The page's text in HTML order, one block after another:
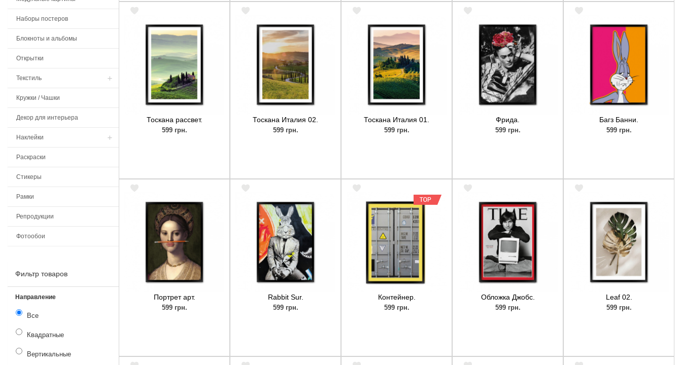
Наборы постеров
Блокноты и альбомы
Открытки
Текстиль
Толстовки / Худи
Кружки / Чашки
Декор для интерьера
Наклейки
Наклейки на холодильник
Раскраски
Стикеры
Рамки
Репродукции
Фотообои
Фильтр товаров
Направление
Все
Квадратные
Вертикальные
Тоскана рассвет.
599 грн.
Тоскана Италия 02.
599 грн.
Тоскана Италия 01.
599 грн.
Фрида.
599 грн.
Багз Банни.
599 грн.
Портрет арт.
599 грн.
Rabbit Sur.
599 грн.
Контейнер.
599 грн.
Обложка Джобс.
599 грн.
Leaf 02.
599 грн.